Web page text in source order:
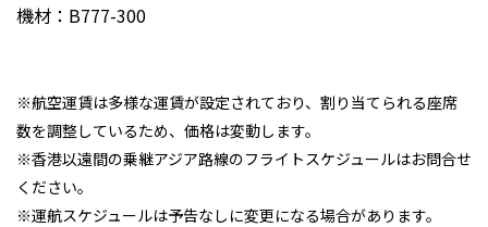
機材：B777-300
※航空運賃は多様な運賃が設定されており、割り当てられる座席
数を調整しているため、価格は変動します。
※香港以遠間の乗継アジア路線のフライトスケジュールはお問合せ
ください。
※運航スケジュールは予告なしに変更になる場合があります。